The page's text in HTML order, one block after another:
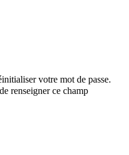
votre mot de passe.
renseigner ce champ